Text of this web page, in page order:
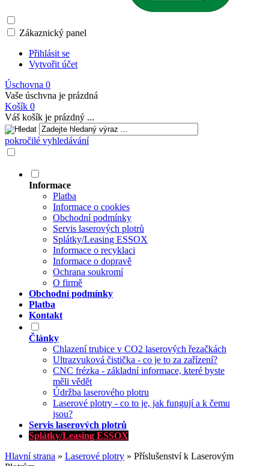
Zákaznický panel
Přihlásit se
Vytvořit účet
Úschovna 0
Vaše úschvna je prázdná
Košík 0
Váš košík je prázdný ...
pokročilé vyhledávání
Informace
Platba
Informace o cookies
Obchodní podmínky
Servis laserových plotrů
Splátky/Leasing ESSOX
Informace o recyklaci
Informace o dopravě
Ochrana soukromí
O firmě
Obchodní podmínky
Platba
Kontakt
Články
Chlazení trubice v CO2 laserových řezačkách
Ultrazvuková čistička - co je to za zařízení?
CNC frézka - základní informace, které byste
měli vědět
Údržba laserového plotru
Laserové plotry - co to je, jak fungují a k čemu
jsou?
Servis laserových plotrů
Splátky/Leasing ESSOX
Hlavní strana » Laserové plotry » Příslušenství k Laserovým